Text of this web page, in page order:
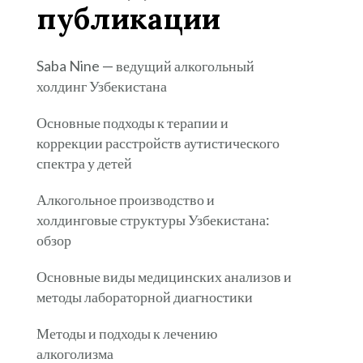
публикации
Saba Nine — ведущий алкогольный
холдинг Узбекистана
Основные подходы к терапии и
коррекции расстройств аутистического
спектра у детей
Алкогольное производство и
холдинговые структуры Узбекистана:
обзор
Основные виды медицинских анализов и
методы лабораторной диагностики
Методы и подходы к лечению
алкоголизма